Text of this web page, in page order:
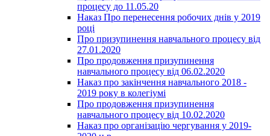
процесу до 11.05.20
Наказ Про перенесення робочих днів у 2019
році
Про призупинення навчального процесу від
27.01.2020
Про продовження призупинення
навчального процесу від 06.02.2020
Наказ про закінчення навчального 2018 -
2019 року в колегіумі
Про продовження призупинення
навчального процесу від 10.02.2020
Наказ про організацію чергування у 2019-